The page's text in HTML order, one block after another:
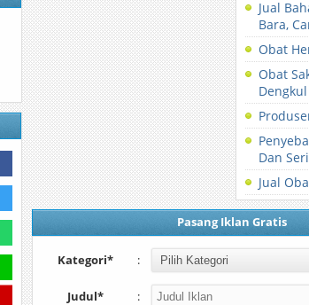
Jual
Bara,
Obat
Obat
Dengkul
Dan
Jual
Pasang Iklan Gratis
Kategori* :
Judul* :